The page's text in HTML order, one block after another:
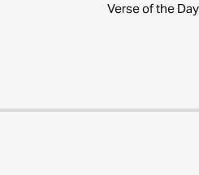
Verse of the Day